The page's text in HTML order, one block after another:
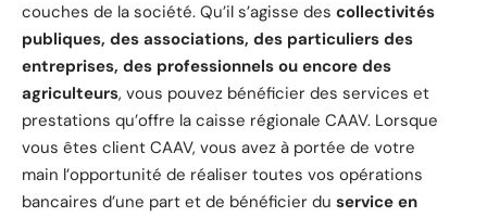
couches de la société. Qu’il s’agisse des collectivités
publiques, des associations, des particuliers des
entreprises, des professionnels ou encore des
agriculteurs, vous pouvez bénéficier des services et
prestations qu’offre la caisse régionale CAAV. Lorsque
vous êtes client CAAV, vous avez à portée de votre
main l’opportunité de réaliser toutes vos opérations
bancaires d’une part et de bénéficier du service en